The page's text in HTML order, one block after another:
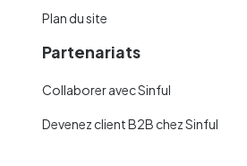
Plan du site
Partenariats
Collaborer avec Sinful
Devenez client B2B chez Sinful